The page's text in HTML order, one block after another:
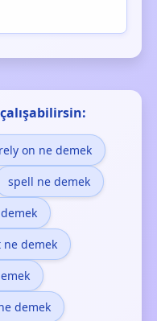
rely on ne demek
spell ne demek
ne demek
demek